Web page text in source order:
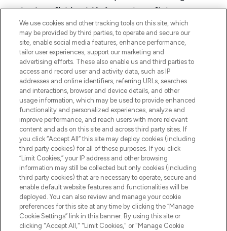
We use cookies and other tracking tools on this site, which
may be provided by third parties, to operate and secure our
site, enable social media features, enhance performance,
tailor user experiences, support our marketing and
advertising efforts. These also enable us and third parties to
access and record user and activity data, such as IP
addresses and online identifiers, referring URLs, searches
and interactions, browser and device details, and other
usage information, which may be used to provide enhanced
functionality and personalized experiences, analyze and
improve performance, and reach users with more relevant
content and ads on this site and across third party sites. If
you click “Accept All” this site may deploy cookies (including
third party cookies) for all of these purposes. If you click
“Limit Cookies,” your IP address and other browsing
information may still be collected but only cookies (including
third party cookies) that are necessary to operate, secure and
enable default website features and functionalities will be
deployed. You can also review and manage your cookie
preferences for this site at any time by clicking the “Manage
Cookie Settings” link in this banner. By using this site or
clicking "Accept All," "Limit Cookies," or "Manage Cookie